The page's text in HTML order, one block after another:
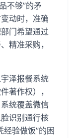
不够”的矛
动时，准确
门希望通过
精准采购，
泽报餐系统
著作权），
统覆盖微信
识别通行核
验做饭”的困